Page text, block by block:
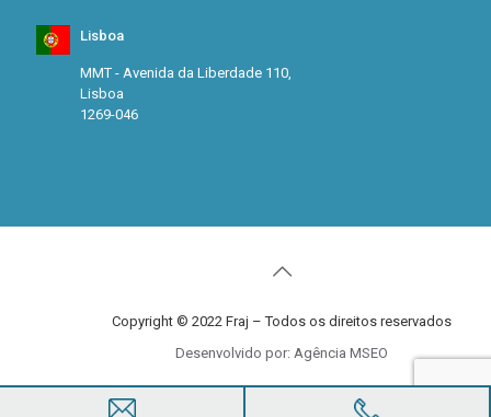
Lisboa
MMT - Avenida da Liberdade 110,
Lisboa
1269-046
Copyright © 2022 Fraj – Todos os direitos reservados
Desenvolvido por: Agência MSEO